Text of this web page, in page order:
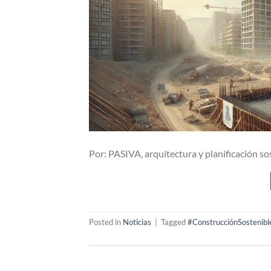
Por: PASIVA, arquitectura y planificación
Posted in Noticias Tagged